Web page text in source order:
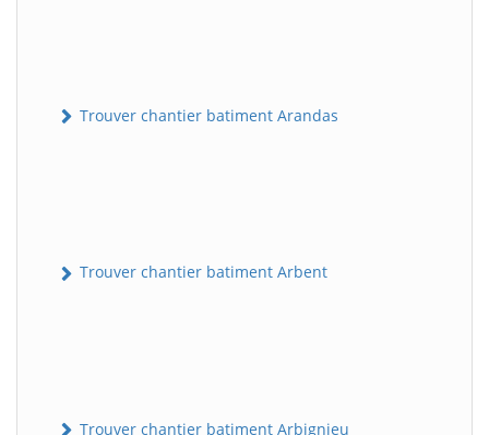
Trouver chantier batiment Arandas
Trouver chantier batiment Arbent
Trouver chantier batiment Arbignieu